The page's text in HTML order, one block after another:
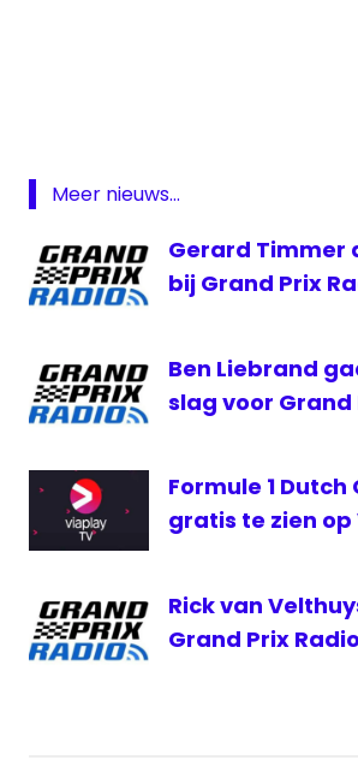
liveverslag
Olav
Mol
Meer nieuws...
Gerard Timmer
bij Grand Prix
Ben Liebrand
slag voor Grand
Formule 1 Dutch
gratis te zien op
Rick van
Grand Prix Radio